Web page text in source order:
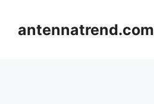
antennatrend.com